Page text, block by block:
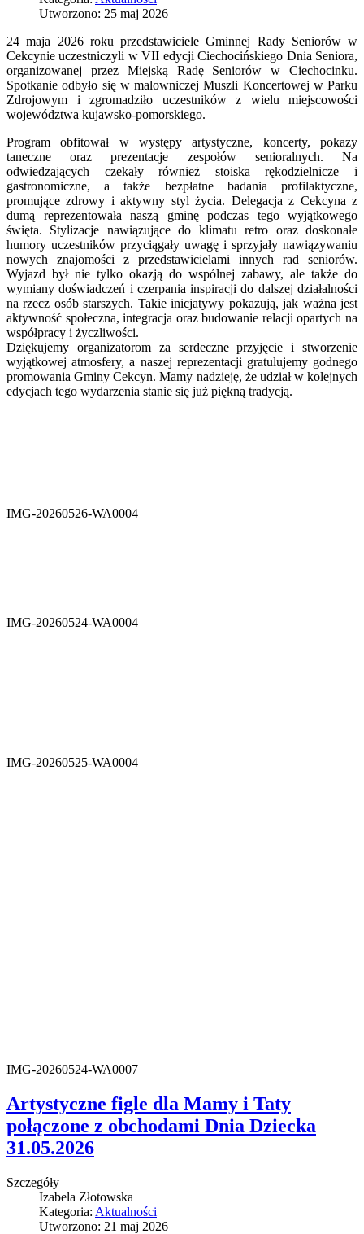
Utworzono: 25 maj 2026
24 maja 2026 roku przedstawiciele Gminnej Rady Seniorów w
Cekcynie uczestniczyli w VII edycji Ciechocińskiego Dnia Seniora,
organizowanej przez Miejską Radę Seniorów w Ciechocinku.
Spotkanie odbyło się w malowniczej Muszli Koncertowej w Parku
Zdrojowym i zgromadziło uczestników z wielu miejscowości
województwa kujawsko-pomorskiego.
Program obfitował w występy artystyczne, koncerty, pokazy
taneczne oraz prezentacje zespołów senioralnych. Na
odwiedzających czekały również stoiska rękodzielnicze i
gastronomiczne, a także bezpłatne badania profilaktyczne,
promujące zdrowy i aktywny styl życia. Delegacja z Cekcyna z
dumą reprezentowała naszą gminę podczas tego wyjątkowego
święta. Stylizacje nawiązujące do klimatu retro oraz doskonałe
humory uczestników przyciągały uwagę i sprzyjały nawiązywaniu
nowych znajomości z przedstawicielami innych rad seniorów.
Wyjazd był nie tylko okazją do wspólnej zabawy, ale także do
wymiany doświadczeń i czerpania inspiracji do dalszej działalności
na rzecz osób starszych. Takie inicjatywy pokazują, jak ważna jest
aktywność społeczna, integracja oraz budowanie relacji opartych na
współpracy i życzliwości.
Dziękujemy organizatorom za serdeczne przyjęcie i stworzenie
wyjątkowej atmosfery, a naszej reprezentacji gratulujemy godnego
promowania Gminy Cekcyn. Mamy nadzieję, że udział w kolejnych
edycjach tego wydarzenia stanie się już piękną tradycją.
IMG-20260526-WA0004
IMG-20260524-WA0004
IMG-20260525-WA0004
IMG-20260524-WA0007
Artystyczne figle dla Mamy i Taty
połączone z obchodami Dnia Dziecka
31.05.2026
Szczegóły
Izabela Złotowska
Kategoria: Aktualności
Utworzono: 21 maj 2026